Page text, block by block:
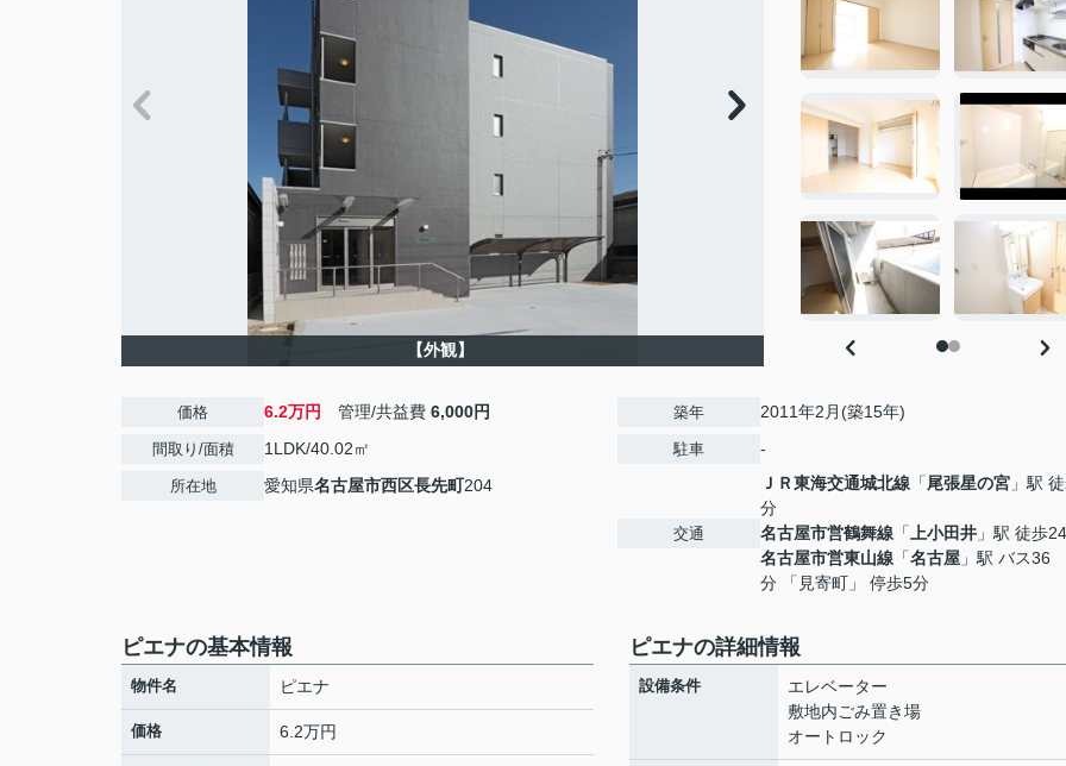
【外観】
価格 6.2万円 管理/共益費 6,000円
間取り/面積 1LDK/40.02㎡
所在地 愛知県名古屋市西区長先町204
築年 2011年2月(築15年)
駐車 -
交通
ＪＲ東海交通城北線 「尾張星の宮 」駅
分
名古屋市営鶴舞線 「 上小田井 」駅 徒歩
名古屋市営東山線 「名古屋 」駅 バス36
分 「見寄町」 停歩5分
ピエナの基本情報
物件名 ピエナ
価格 6.2万円
ピエナの詳細情報
設備条件
エレベーター
敷地内ごみ置き場
オートロック